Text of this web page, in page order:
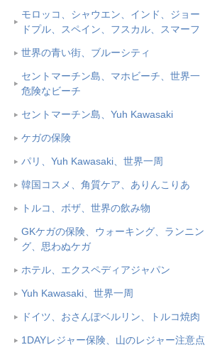
モロッコ、シャウエン、インド、ジョー
ドプル、スペイン、フスカル、スマーフ
世界の青い街、ブルーシティ
セントマーチン島、マホビーチ、世界一
危険なビーチ
セントマーチン島、Yuh Kawasaki
ケガの保険
パリ、Yuh Kawasaki、世界一周
韓国コスメ、角質ケア、ありんこりあ
トルコ、ボザ、世界の飲み物
GKケガの保険、ウォーキング、ランニン
グ、思わぬケガ
ホテル、エクスペディアジャパン
Yuh Kawasaki、世界一周
ドイツ、おさんぽベルリン、トルコ焼肉
1DAYレジャー保険、山のレジャー注意点